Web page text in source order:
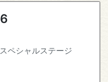
ペシャルステージ